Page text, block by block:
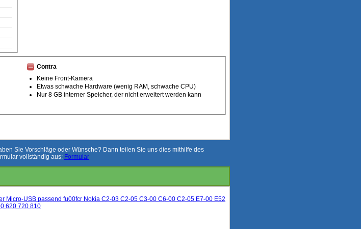
Contra
Keine Front-Kamera
Etwas schwache Hardware (wenig RAM, schwache CPU)
Nur 8 GB interner Speicher, der nicht erweitert werden kann
Sie Vorschläge oder Wünsche? Dann teilen Sie uns dies mithilfe des
vollständig aus: Formular
Micro-USB passend fu00fcr Nokia C2-03 C2-05 C3-00 C6-00 C2-05 E7-00 E52
620 720 810